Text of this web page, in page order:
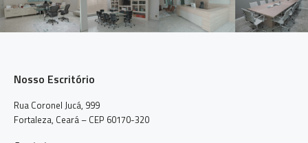
Nosso Escritório
Rua Coronel Jucá, 999
Fortaleza, Ceará – CEP 60170-320